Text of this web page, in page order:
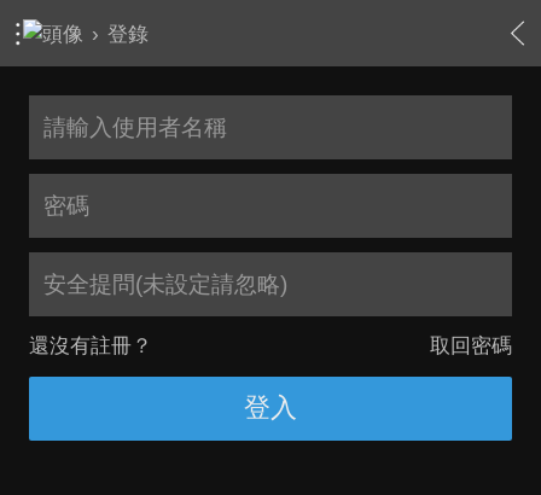
› 登錄
安全提問(未設定請忽略)
還沒有註冊？ 取回密碼
登入